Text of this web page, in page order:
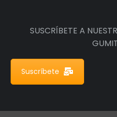
SUSCRÍBETE A
Suscríbete